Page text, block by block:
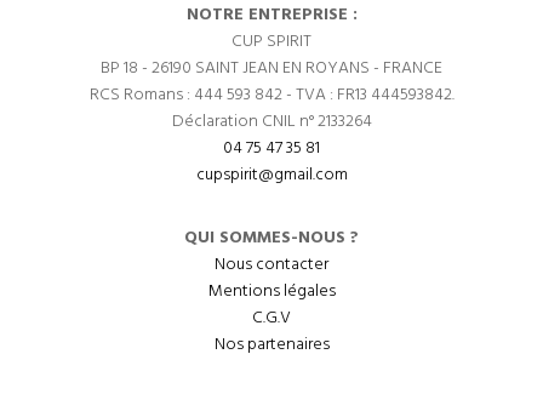
NOTRE ENTREPRISE :
CUP SPIRIT
BP 18 - 26190 SAINT JEAN EN ROYANS - FRANCE
RCS Romans : 444 593 842 - TVA : FR13 444593842.
Déclaration CNIL n° 2133264
04 75 47 35 81
cupspirit@gmail.com
QUI SOMMES-NOUS ?
Nous contacter
Mentions légales
C.G.V
Nos partenaires